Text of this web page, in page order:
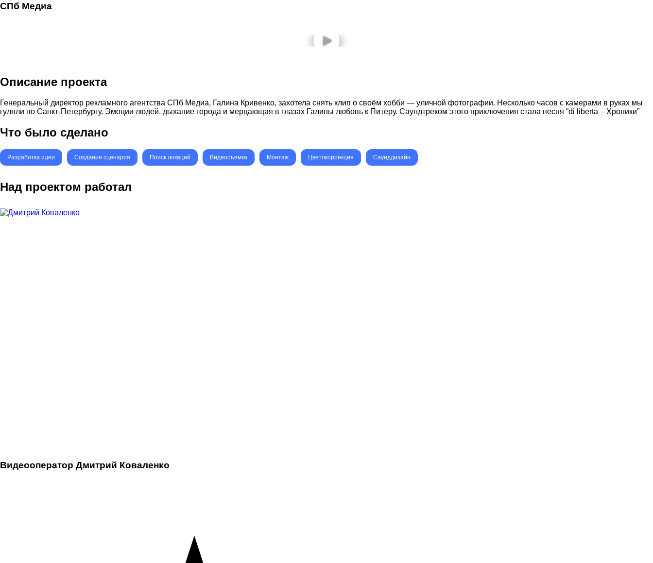
СПб Медиа
Описание проекта
Генеральный директор рекламного агентства СПб Медиа, Галина Кривенко, захотела снять клип о своём хобби — уличной фотографии. Несколько часов с камерами в руках мы
гуляли по Санкт-Петербургу. Эмоции людей, дыхание города и мерцающая в глазах Галины любовь к Питеру. Саундтреком этого приключения стала песня “di liberta – Хроники”
Что было сделано
Разработка идеи Создание сценария Поиск локаций Видеосъемка Монтаж Цветокоррекция Саунддизайн
Над проектом работал
Видеооператор Дмитрий Коваленко